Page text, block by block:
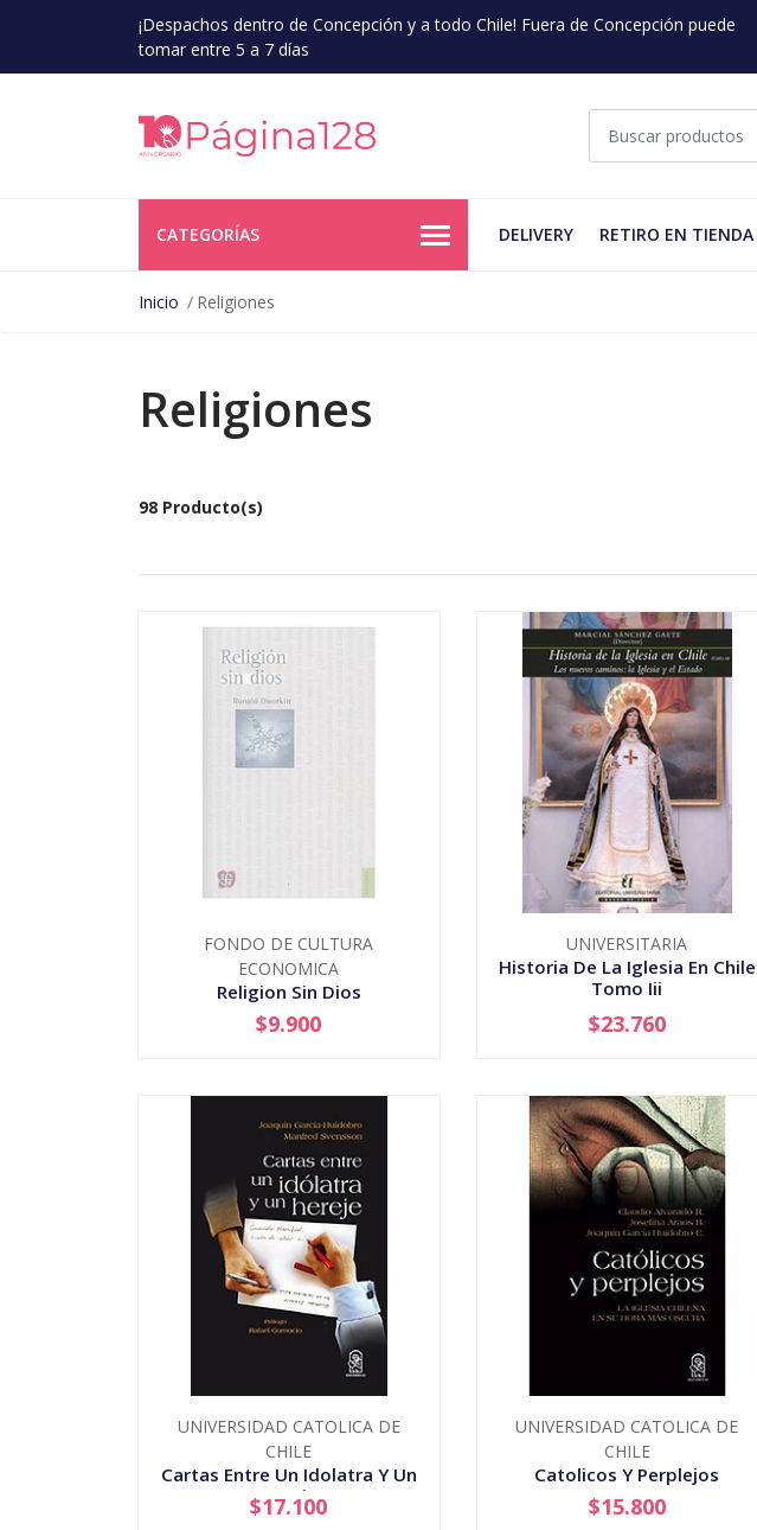
¡Despachos dentro de Concepción y a todo Chile! Fuera de Concepción puede
tomar entre 5 a 7 días
CATEGORÍAS DELIVERY RETIRO EN TIENDA
Inicio Religiones
Religiones
98 Producto(s)
FONDO DE CULTURA
ECONOMICA
Religion Sin Dios
AGOTADO
$9.900
UNIVERSITARIA
Historia De La Iglesia En Chile
Tomo Iii
+
$23.760
UNIVERSIDAD CATOLICA DE
CHILE
Cartas Entre Un Idolatra Y Un
Hereje
+
$17.100
UNIVERSIDAD CATOLICA DE
CHILE
Catolicos Y Perplejos
+
$15.800